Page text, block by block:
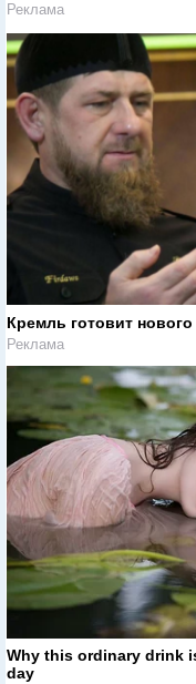
Реклама
Кремль готовит
Реклама
Why this ordinary drink
day